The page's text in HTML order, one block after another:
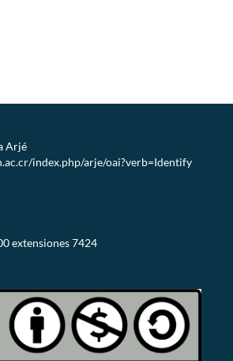
Arjé
index.php/arje/oai?verb=Identify
extensiones 7424